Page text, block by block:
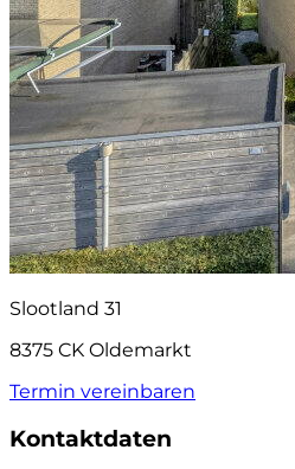
Slootland 31
8375 CK Oldemarkt
Termin vereinbaren
Kontaktdaten